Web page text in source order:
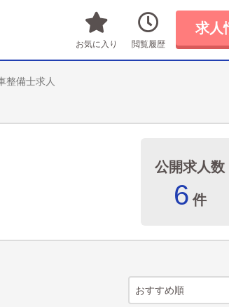
お気に入り 閲覧履歴
求人
整備士求人
公開求人数
6 件